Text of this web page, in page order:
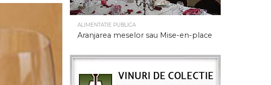
ALIMENTATIE PUBLICA
Aranjarea meselor sau Mise-en-place